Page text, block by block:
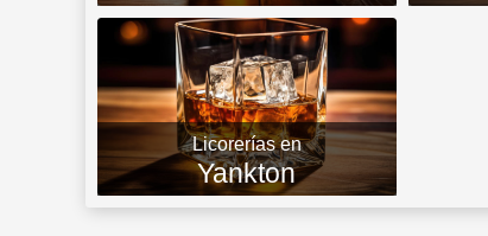
Licorerías en
Yankton